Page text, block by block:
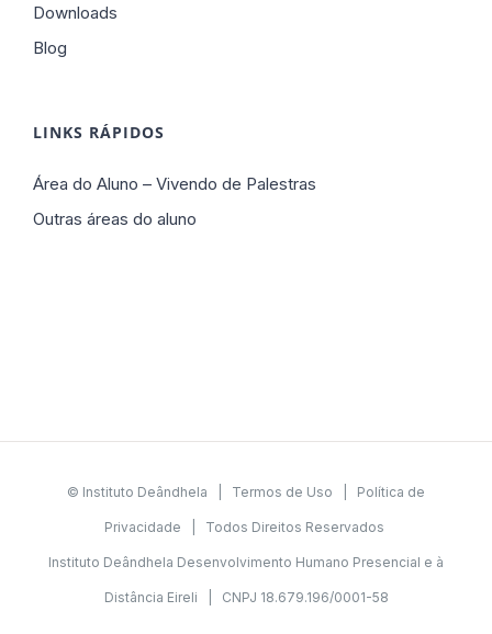
Downloads
Blog
LINKS RÁPIDOS
Área do Aluno – Vivendo de Palestras
Outras áreas do aluno
© Instituto Deândhela | Termos de Uso Política de
Privacidade | Todos Direitos Reservados
Instituto Deândhela Desenvolvimento Humano Presencial e à
Distância Eireli | CNPJ 18.679.196/0001-58